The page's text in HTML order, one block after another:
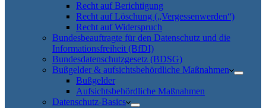
Recht auf Berichtigung
Recht auf Löschung („Vergessenwerden“)
Recht auf Widerspruch
Bundesbeauftragte für den Datenschutz und die
Informationsfreiheit (BfDI)
Bundesdatenschutzgesetz (BDSG)
Bußgelder & aufsichtsbehördliche Maßnahmen
Bußgelder
Aufsichtsbehördliche Maßnahmen
Datenschutz-Basics